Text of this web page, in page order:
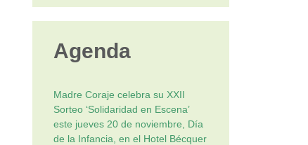
Agenda
Madre Coraje celebra su XXII
Sorteo ‘Solidaridad en Escena’
este jueves 20 de noviembre, Día
de la Infancia, en el Hotel Bécquer